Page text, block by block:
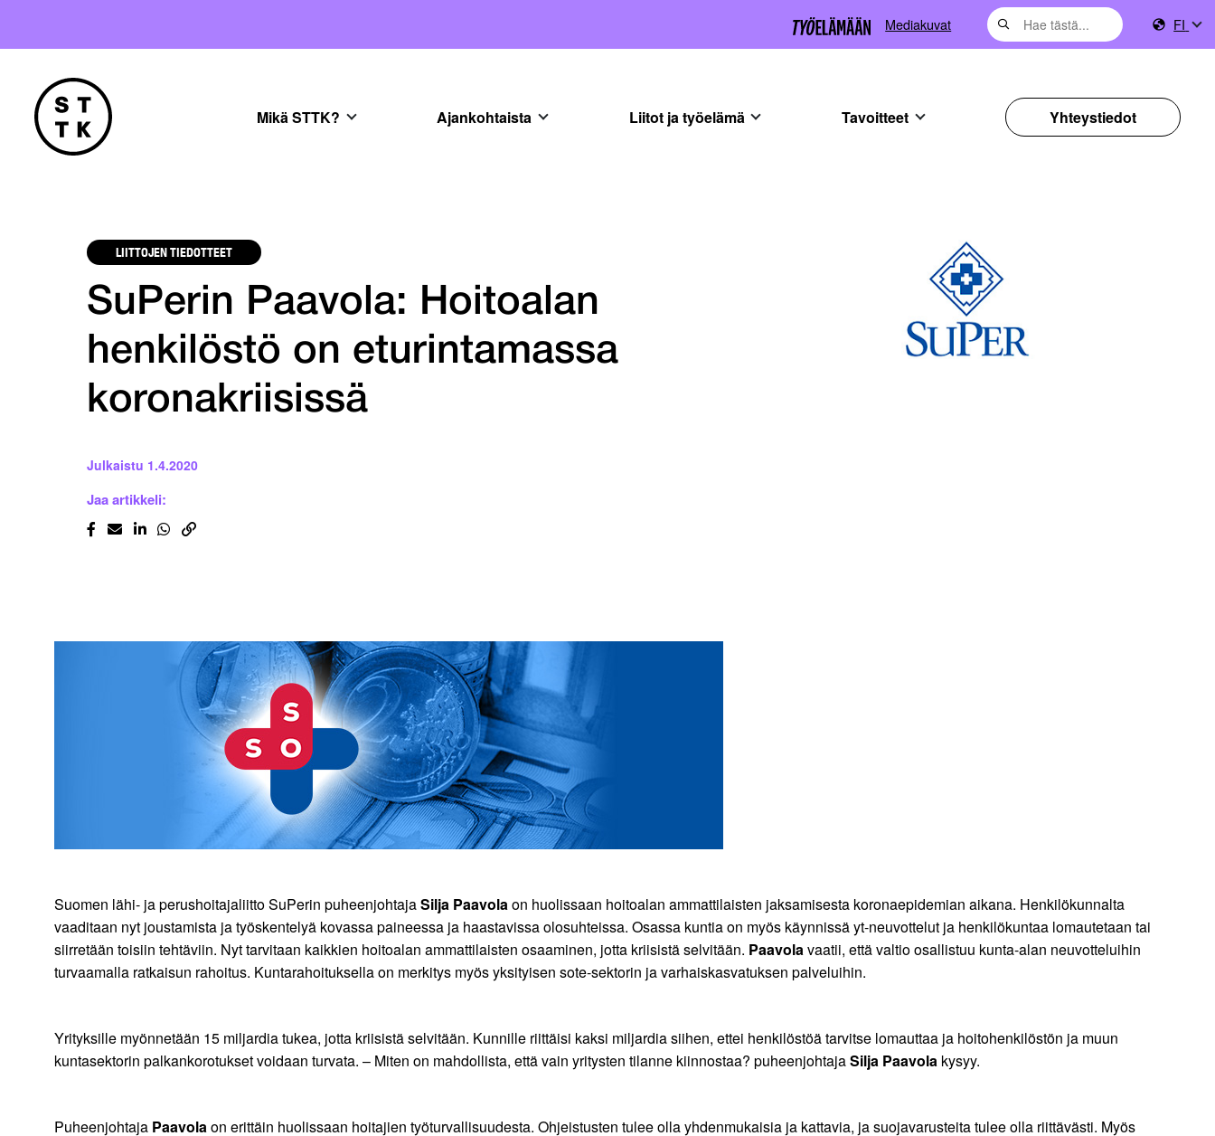
Mediakuvat FI
Mikä STTK? Ajankohtaista Liitot ja työelämä Tavoitteet Yhteystiedot
LIITTOJEN TIEDOTTEET
SuPerin Paavola: Hoitoalan
henkilöstö on eturintamassa
koronakriisissä
Julkaistu 1.4.2020
Jaa artikkeli:
Suomen lähi- ja perushoitajaliitto SuPerin puheenjohtajaSilja Paavolaon huolissaan hoitoalan ammattilaisten jaksamisesta koronaepidemian aikana. Henkilökunnalta
vaaditaan nyt joustamista ja työskentelyä kovassa paineessa ja haastavissa olosuhteissa. Osassa kuntia on myös käynnissä yt-neuvottelut ja henkilökuntaa lomautetaan tai
siirretään toisiin tehtäviin. Nyt tarvitaan kaikkien hoitoalan ammattilaisten osaaminen, jotta kriisistä selvitään. Paavolavaatii, että valtio osallistuu kunta-alan neuvotteluihin
turvaamalla ratkaisun rahoitus. Kuntarahoituksella on merkitys myös yksityisen sote-sektorin ja varhaiskasvatuksen palveluihin.
Yrityksille myönnetään 15 miljardia tukea, jotta kriisistä selvitään. Kunnille riittäisi kaksi miljardia siihen, ettei henkilöstöä tarvitse lomauttaa ja hoitohenkilöstön ja muun
kuntasektorin palkankorotukset voidaan turvata. – Miten on mahdollista, että vain yritysten tilanne kiinnostaa? puheenjohtajaSilja Paavola kysyy.
Puheenjohtaja Paavolaon erittäin huolissaan hoitajien työturvallisuudesta. Ohjeistusten tulee olla yhdenmukaisia ja kattavia, ja suojavarusteita tulee olla riittävästi. Myös